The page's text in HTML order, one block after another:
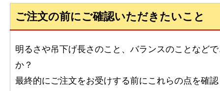
ご注文の前にご確認いただきたいこと
明るさや吊下げ長さのこと、バランスのことなど
か？
最終的にご注文をお受けする前にこれらの点を確